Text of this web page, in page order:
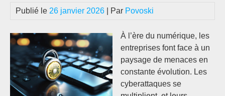
Publié le 26 janvier 2026 | Par Povoski
À l’ère du numérique, les
entreprises font face à un
paysage de menaces en
constante évolution. Les
cyberattaques se